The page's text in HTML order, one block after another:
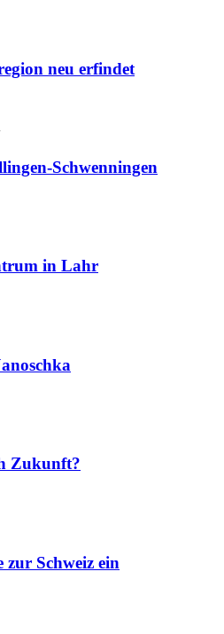
neu erfindet
Schwenningen
in Lahr
Zukunft?
Schweiz ein